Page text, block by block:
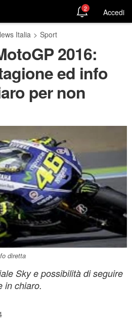
2 Accedi
Italia > Sport
2016:
ed info
per non
diretta
Sky e possibilità di seguire
in chiaro.